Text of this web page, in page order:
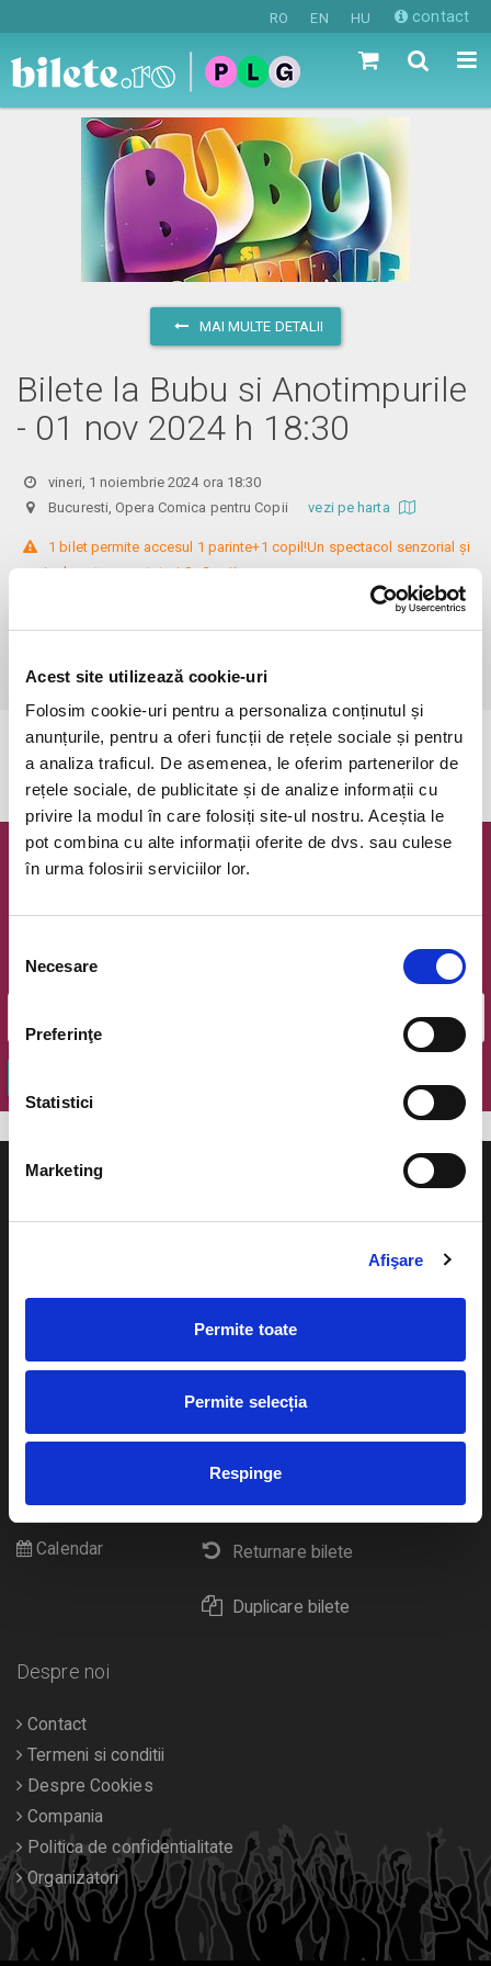
Acest site utilizează cookie-uri
Folosim cookie-uri pentru a personaliza conținutul și
anunțurile, pentru a oferi funcții de rețele sociale și pentru
a analiza traficul. De asemenea, le oferim partenerilor de
rețele sociale, de publicitate și de analize informații cu
privire la modul în care folosiți site-ul nostru. Aceștia le
pot combina cu alte informații oferite de dvs. sau culese
în urma folosirii serviciilor lor.
consimțământului
Necesare
Preferinţe
Statistici
Marketing
Afişare
Permite toate
Permite selecția
Respinge
RO EN HU contact
MAI MULTE DETALII
Bilete la Bubu si Anotimpurile
- 01 nov 2024 h 18:30
vineri, 1 noiembrie 2024 ora 18:30
Bucuresti, Opera Comica pentru Copiivezi pe harta
1 bilet permite accesul 1 parinte+1 copil!Un spectacol senzorial și
muzical pentru spectatori 0 - 3 ani!
Biletele comandate pe www.bilete.ro cu maximum 3 zile inainte de
online care este neridicata/neachitata nu mai este valabila.
Evenimentul a expirat.
Newsletter @ Bilete.ro
Email
Cum comand bilete?
eBilet printat acasa
Returnare bilete
Duplicare bilete
Pentru copii
Diverse
Calendar
Despre noi
Contact
Termeni si conditii
Despre Cookies
Compania
Politica de confidentialitate
Organizatori